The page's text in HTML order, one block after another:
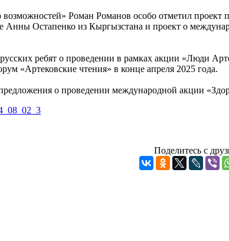
Роман Романов особо отметил
Анны Остапенко из Кыргызстана и проект о
ребят о проведении в рамках акции «Люди
«Артековские чтения» в конце апреля 2025 года.
о проведении международной акции
Поделитесь с